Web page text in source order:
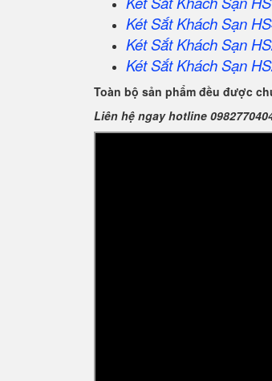
Két Sắt Khách Sạn
Két Sắt Khách Sạn
Két Sắt Khách Sạn
Toàn bộ sản phẩm đều được
Liên hệ ngay hotline